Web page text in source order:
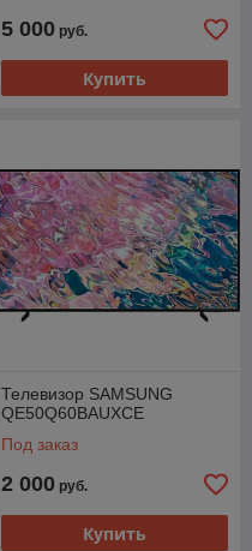
5 000 руб.
Купить
Телевизор SAMSUNG
QE50Q60BAUXCE
Под заказ
2 000 руб.
Купить